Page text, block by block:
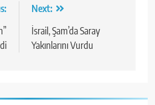
Next:
İsrail, Şam’da Saray
Yakınlarını Vurdu